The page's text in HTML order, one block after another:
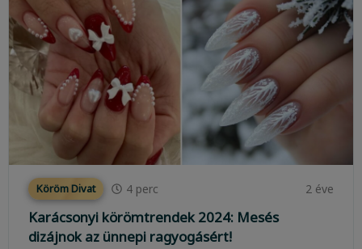
Köröm Divat 4 perc 2 éve
Karácsonyi körömtrendek 2024: Mesés
dizájnok az ünnepi ragyogásért!